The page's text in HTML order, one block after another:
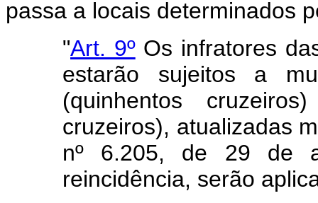
passa a locais determinados
"Art. 9ºOs infratores
estarão sujeitos a
(quinhentos
cruzeiros), atualizadas
nº 6.205, de 29 de
reincidência, serão